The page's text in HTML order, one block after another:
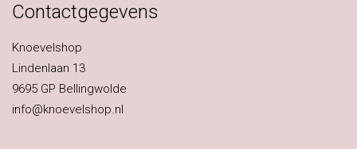
Contactgegevens
Knoevelshop
Lindenlaan 13
9695 GP Bellingwolde
info@knoevelshop.nl